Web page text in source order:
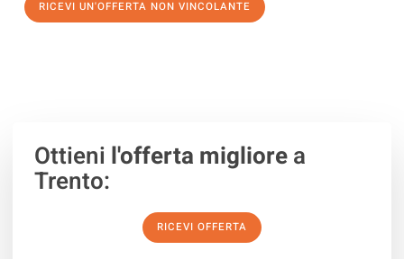
RICEVI UN'OFFERTA NON VINCOLANTE
Ottieni l'offerta migliorea
Trento:
RICEVI OFFERTA